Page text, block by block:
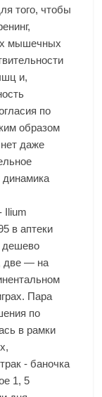
того, чтобы
мышечных
и,
по
образом
даже
Ilium
в аптеки
дешево
две — на
Пара
по
в рамки
- баночка
1, 5